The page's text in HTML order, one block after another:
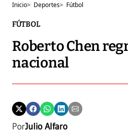
Inicio> Deportes> Fútbol
FÚTBOL
Roberto Chen
nacional
PorJulio Alfaro